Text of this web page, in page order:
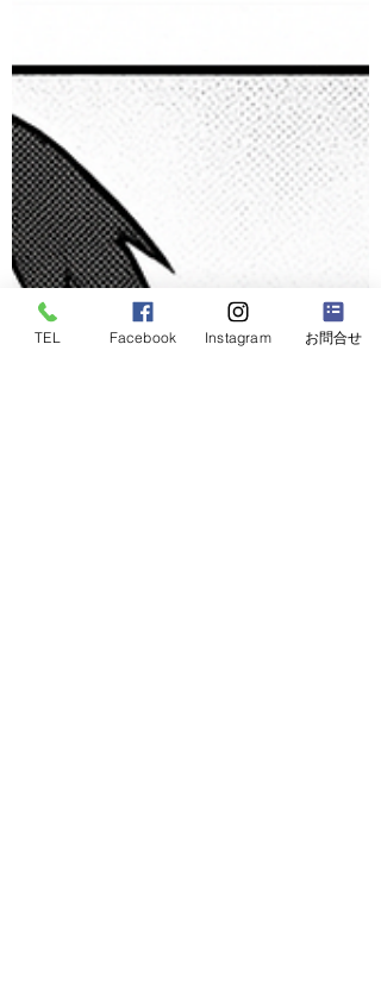
TEL Facebook Instagram お問合せ